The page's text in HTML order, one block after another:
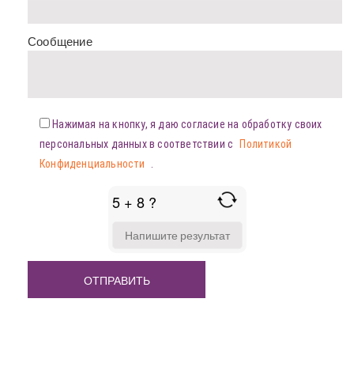
Сообщение
Нажимая на кнопку, я даю согласие на обработку своих
персональных данных в соответствии с
Политикой
Конфиденциальности
5 + 8 ?
FOR
+